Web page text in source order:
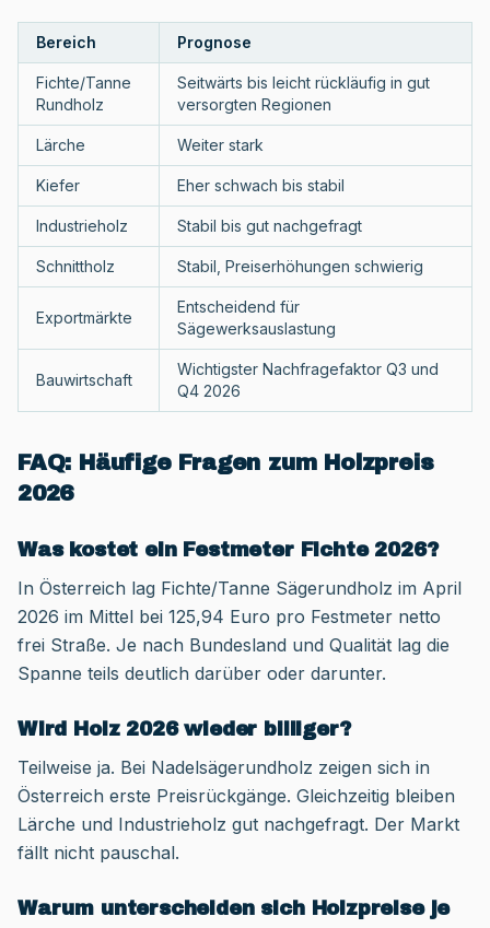
Bereich Prognose
Fichte/Tanne
Rundholz
Seitwärts bis leicht rückläufig in gut
versorgten Regionen
Lärche Weiter stark
Kiefer Eher schwach bis stabil
Industrieholz Stabil bis gut nachgefragt
Schnittholz Stabil, Preiserhöhungen schwierig
Exportmärkte
Entscheidend für
Sägewerksauslastung
Bauwirtschaft
Wichtigster Nachfragefaktor Q3 und
Q4 2026
FAQ: Häufige Fragen zum Holzpreis
2026
Was kostet ein Festmeter Fichte 2026?
In Österreich lag Fichte/Tanne Sägerundholz im April
2026 im Mittel bei 125,94 Euro pro Festmeter netto
frei Straße. Je nach Bundesland und Qualität lag die
Spanne teils deutlich darüber oder darunter.
Wird Holz 2026 wieder billiger?
Teilweise ja. Bei Nadelsägerundholz zeigen sich in
Österreich erste Preisrückgänge. Gleichzeitig bleiben
Lärche und Industrieholz gut nachgefragt. Der Markt
fällt nicht pauschal.
Warum unterscheiden sich Holzpreise je